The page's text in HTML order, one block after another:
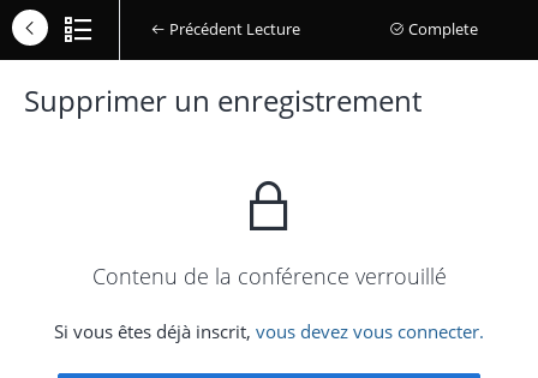
Précédent Lecture Complete
Supprimer un enregistrement
Contenu de la conférence verrouillé
Si vous êtes déjà inscrit, vous devez vous connecter.